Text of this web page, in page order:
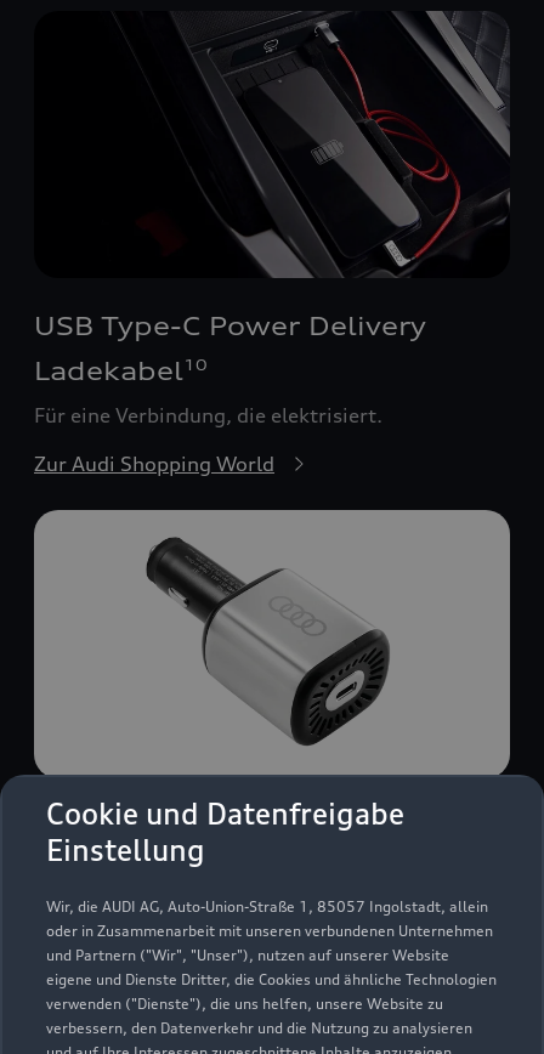
Cookie und Datenfreigabe
Einstellung
Wir, die AUDI AG, Auto-Union-Straße 1, 85057 Ingolstadt, allein
oder in Zusammenarbeit mit unseren verbundenen Unternehmen
und Partnern ("Wir", "Unser"), nutzen auf unserer Website
eigene und Dienste Dritter, die Cookies und ähnliche Technologien
verwenden ("Dienste"), die uns helfen, unsere Website zu
verbessern, den Datenverkehr und die Nutzung zu analysieren
USB Type-C Power Delivery
Ladekabel10
Für eine Verbindung, die elektrisiert.
Zur Audi Shopping World
USB Power-Ladegerät
USB Power-Ladegerät für schnelles und
komfortables Laden von Mobiltelefonen, Tablets
oder Laptops.
Zur Audi Shopping World